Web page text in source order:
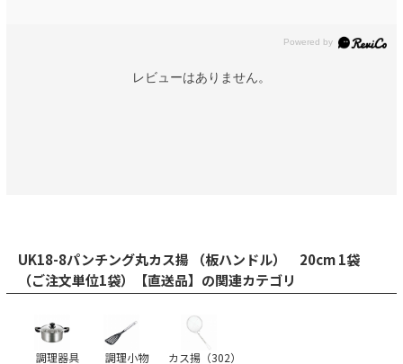
レビューはありません。
UK18-8パンチング丸カス揚 （板ハンドル） 20cm 1袋
（ご注文単位1袋）【直送品】の関連カテゴリ
調理器具
調理小物
カス揚（302）